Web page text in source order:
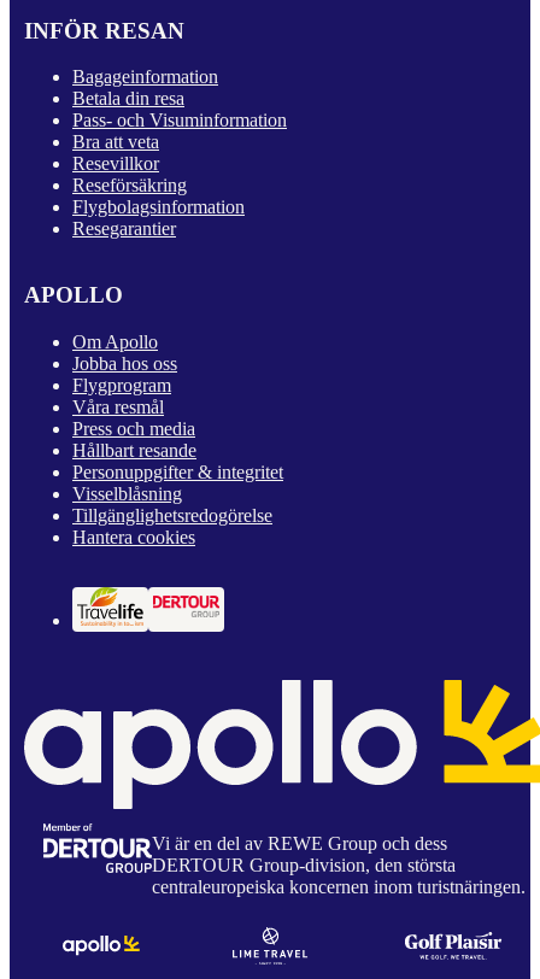
INFÖR RESAN
Bagageinformation
Betala din resa
Pass- och Visuminformation
Bra att veta
Resevillkor
Reseförsäkring
Flygbolagsinformation
Resegarantier
APOLLO
Om Apollo
Jobba hos oss
Flygprogram
Våra resmål
Press och media
Hållbart resande
Personuppgifter & integritet
Visselblåsning
Tillgänglighetsredogörelse
Hantera cookies
Vi är en del av REWE Group och dess
DERTOUR Group-division, den största
centraleuropeiska koncernen inom turistnäringen.